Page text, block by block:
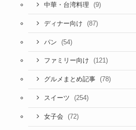
中華・台湾料理 (9)
ディナー向け (87)
パン (54)
ファミリー向け (121)
グルメまとめ記事 (78)
スイーツ (254)
女子会 (72)